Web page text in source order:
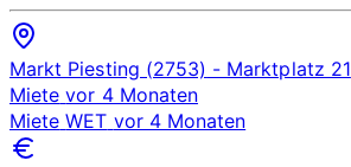
Markt Piesting (2753) - Marktplatz 21
Miete vor 4 Monaten
Miete WET vor 4 Monaten